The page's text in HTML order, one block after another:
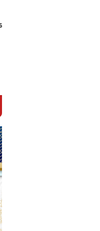
Gotong Royong